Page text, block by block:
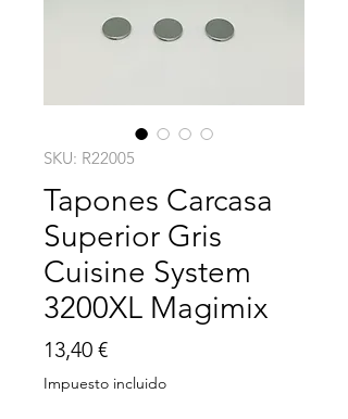
SKU: R22005
Tapones Carcasa
Superior Gris
Cuisine System
3200XL Magimix
13,40 €Precio
Impuesto incluido